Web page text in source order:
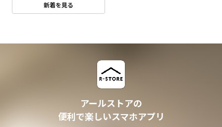
新着を見る
アールストアの
便利で楽しいスマホアプリ